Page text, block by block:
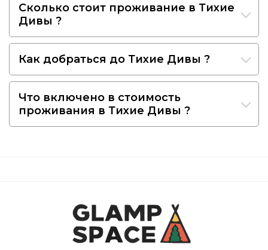
Сколько стоит проживание в Тихие
Дивы ?
Как добраться до Тихие Дивы ?
Что включено в стоимость
проживания в Тихие Дивы ?